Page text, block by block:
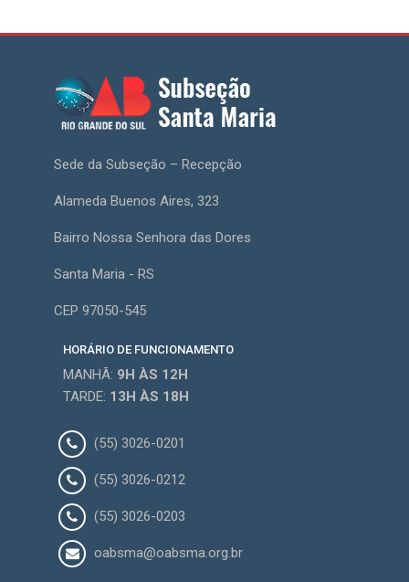
Sede da Subseção – Recepção
Alameda Buenos Aires, 323
Bairro Nossa Senhora das Dores
Santa Maria - RS
CEP 97050-545
HORÁRIO DE FUNCIONAMENTO
MANHÃ: 9H ÀS 12H
TARDE: 13H ÀS 18H
(55) 3026-0201
(55) 3026-0212
(55) 3026-0203
oabsma@oabsma.org.br